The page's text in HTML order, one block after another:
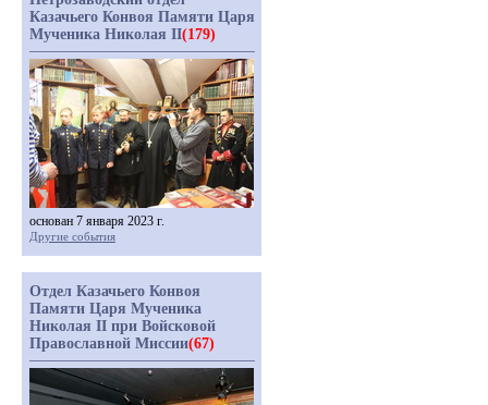
Казачьего Конвоя Памяти Царя
Мученика Николая II(179)
основан 7 января 2023 г.
Другие события
Отдел Казачьего Конвоя
Памяти Царя Мученика
Николая II при Войсковой
Православной Миссии(67)